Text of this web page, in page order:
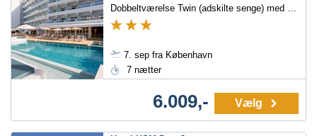
Dobbeltværelse Twin (adskilte senge) med balkon/terrasse
7. sep fra København
7 nætter
6.009,- Vælg